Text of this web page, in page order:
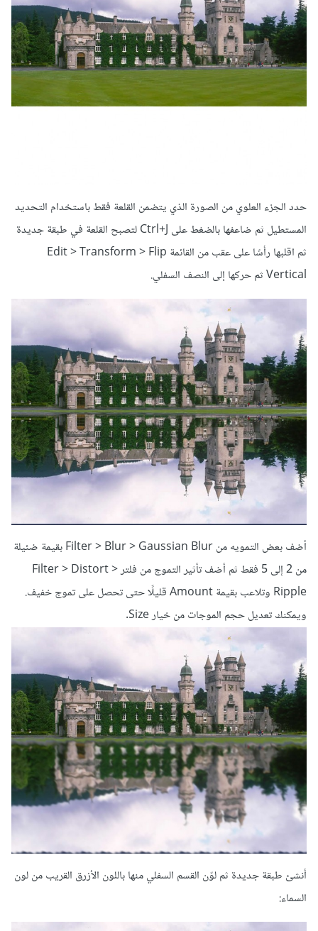
حدد الجزء العلوي من الصورة الذي يتضمن القلعة فقطباستخدام التحديد
المستطيل
ثم ضاعفها بالضغط على Ctrl+J لتصبح القلعة في طبقة جديدة
ثم اقلبها رأسًا على عقب من القائمة Edit > Transform > Flip
Vertical ثم حركها إلى النصف السفلي.
أضف بعض التمويه من Filter > Blur > Gaussian Blur بقيمة ضئيلة
من 2 إلى 5 فقط ثم أضف تأثير التموج من فلتر Filter > Distort >
Ripple وتلاعب بقيمة Amount قليلًا حتى تحصل على تموج خفيف.
ويمكنك تعديل حجم الموجات من خيار Size.
أنشئ طبقة جديدة ثم لوّن القسم السفلي منها باللون الأزرق القريب من لون
السماء: